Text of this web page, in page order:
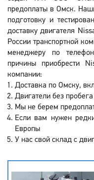
предоплаты в Омск.
подготовку и
доставку двигателя
России транспортной
менеджеру по
причины приобрести
компании:
Доставка по Омску,
Двигатели без
Мы не берем
Если вам нужен
Европы
У нас свой склад с